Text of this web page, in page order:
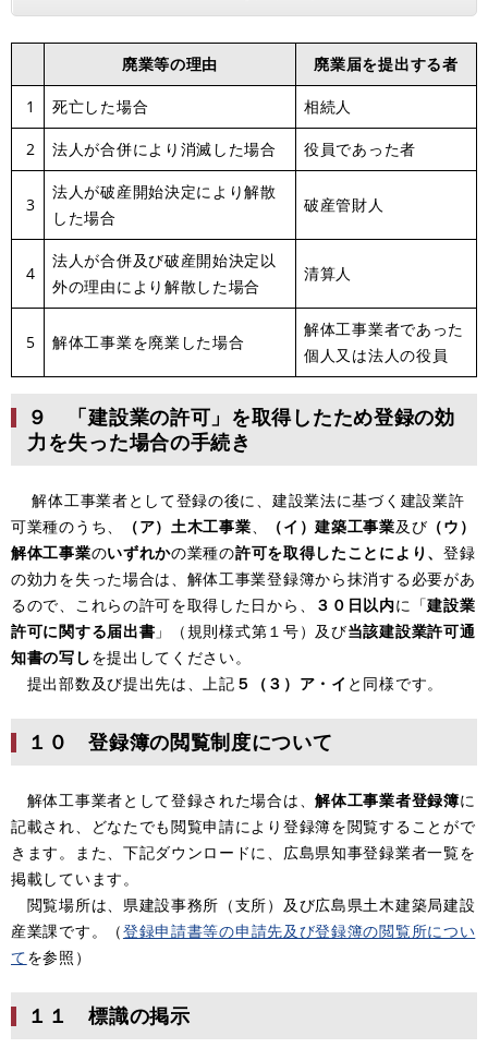
廃業等の理由 廃業届を提出する者
1 死亡した場合 相続人
2 法人が合併により消滅した場合 役員であった者
3
法人が破産開始決定により解散
した場合
破産管財人
4
法人が合併及び破産開始決定以
外の理由により解散した場合
清算人
5 解体工事業を廃業した場合
解体工事業者であった
個人又は法人の役員
９ 「建設業の許可」を取得したため登録の効
力を失った場合の手続き
解体工事業者として登録の後に、建設業法に基づく建設業許
可業種のうち、
（ア）土木工事業、 （イ）建築工事業及び （ウ）
解体工事業のいずれかの業種の許可を取得したことにより、 登録
の効力を失った場合は、解体工事業登録簿から抹消する必要があ
るので、これらの許可を取得した日から、
３０日以内に「建設業
許可に関する届出書 」（規則様式第１号）及び当該建設業許可通
知書の写しを提出してください。
提出部数及び提出先は、上記 ５（３）ア・イ と同様です。
１０ 登録簿の閲覧制度について
解体工事業者として登録された場合は、解体工事業者登録簿に
記載され、どなたでも閲覧申請により登録簿を閲覧することがで
きます。また、下記ダウンロードに、広島県知事登録業者一覧を
掲載しています。
閲覧場所は、県建設事務所（支所）及び広島県土木建築局建設
産業課です。（登録申請書等の申請先及び登録簿の閲覧所につい
てを参照）
１１ 標識の掲示